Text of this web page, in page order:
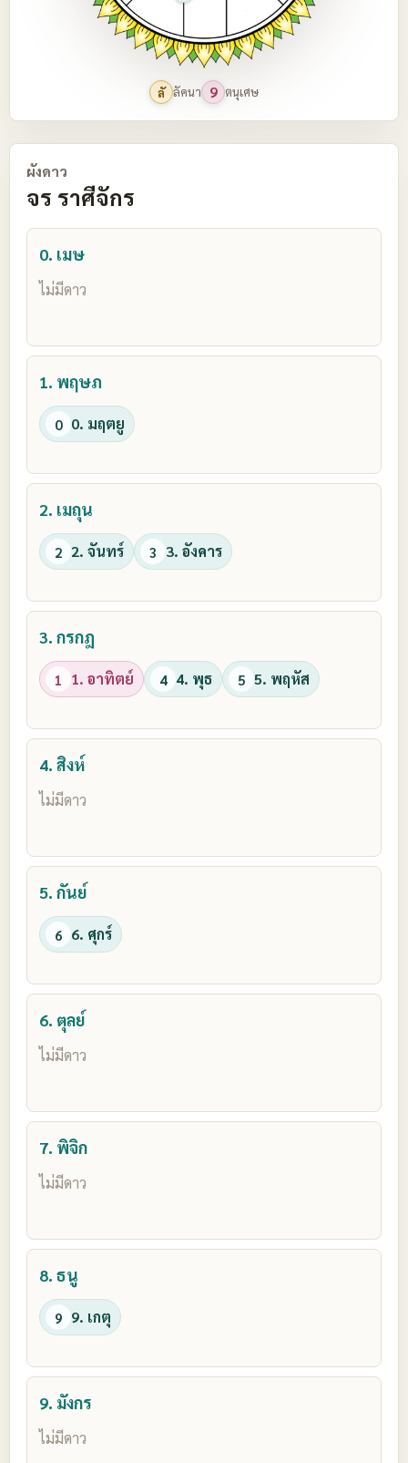
ลั ลัคนา 9 ตนุเศษ
ผังดาว
จร ราศีจักร
0. เมษ
ไม่มีดาว
1. พฤษภ
0 0. มฤตยู
2. เมถุน
2 2. จันทร์ 3 3. อังคาร
3. กรกฎ
1 1. อาทิตย์ 4 4. พุธ 5 5. พฤหัส
4. สิงห์
ไม่มีดาว
5. กันย์
6 6. ศุกร์
6. ตุลย์
ไม่มีดาว
7. พิจิก
ไม่มีดาว
8. ธนู
9 9. เกตุ
9. มังกร
ไม่มีดาว